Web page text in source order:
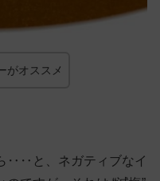
がオススメ
‥‥と、ネガティブなイ